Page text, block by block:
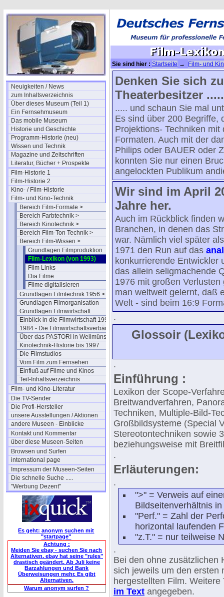
Neuigkeiten / News
zum Inhaltsverzeichnis
Über dieses Museum (Teil 1)
Ein Fernsehmuseum
Das mobile Museum
Historie und Geschichte
Programm-Historie (neu)
Wissen und Technik
Magazine und Zeitschriften
Literatur, Bücher + Prospekte
Film-Historie 1
Film-Historie 2
Kino- / Film-Historie
Film- und Kino-Technik
Bereich Film-Formate >
Bereich Farbtechnik >
Bereich Kinotechnik >
Bereich Film-Ton Technik >
Bereich Film-Wissen >
Grundlagen Filmproduktion
Film-Lexikon (von 1993)
Film Links
Dia Filme
Filme digitalisieren
Grundlagen Filmtechnik 1956 >
Grundlagen Filmorganisation
Grundlagen Filmwirtschaft
Einblick in die Filmwirtschaft 1994
1984 - Die Filmwirtschaftsverbände
Über das PASTORI in Weilmünster
Kinotechnik-Historie bis 1997
Die Filmstudios
Vom Film zum Fernsehen
Einfluß auf Filme und Kinos
Teil-Inhaltsverzeichnis
Film- und Kino-Literatur
Die TV-Sender
Die Profi-Hersteller
unsere Ausstellungen / Aktionen
andere Museen - Einblicke
Kontakt und Kommentar
über diese Museen-Seiten
Browsen und Surfen
international page
Impressum der Museen-Seiten
Die schnelle Suche .....
"Werbung Dezent"
Es geht: anonym suchen mit
"startpage"
Achtung :
Meiden Sie ebay - suchen Sie nach
Alternativen. ebay hat seine "rules"
drastisch geändert. Ab Juli keine
Barzahlungen und Bank
Überweisungen mehr. Es gibt
Alternativen.
Warum anonym surfen ?
Sie sind hier : Startseite → Film- und
Denken Sie sich
Theaterbesitzer .....
..... und schaun Sie mal
Es sind über 200 Begriffe,
Projektions- Techniken
Formaten. Auch mit der
Philips oder BAUER oder
konnten Sie nur einen
angelockten Publikum
Wir sind im April
Jahre her.
Auch im Rückblick finden
Branchen, in denen das
war. Nämlich viel später
1971 den Run auf das
konkurrierende Entwickler
das allein seligmachende
1976 mit großen
man weltweit gelernt, daß
Welt - sind beim 16:9
.
Glossoir
.
Einführung :
Lexikon der Scope-
Breitwandverfahren,
Techniken, Multiple-Bild-
Großbildsysteme (Special
Stereotontechniken sowie
beziehungsweise mit
.
Erläuterungen:
.
">" = Verweis auf
Bildseitenverhältnis
"Perf." = Zahl der
horizontal laufenden
"z.T." = nur teilweise
.
Bei den ohne zusätzlichen
sich jeweils um den ersten
hergestellten Film.
im Text angegeben.